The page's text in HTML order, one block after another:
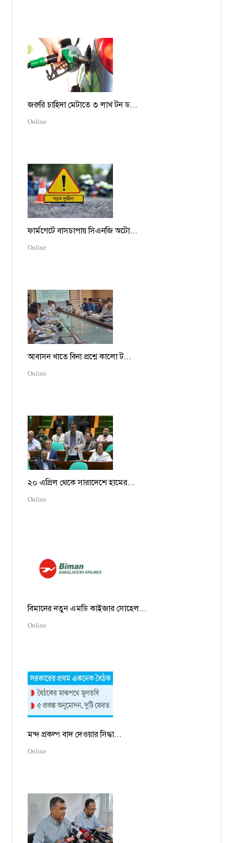
জরুরি চাহিদা মেটাতে ৩ লাখ টন ড...
Online
ফার্মগেটে বাসচাপায় সিএনজি অটো...
Online
আবাসন খাতে বিনা প্রশ্নে কালো ট...
Online
২০ এপ্রিল থেকে সারাদেশে হামের...
Online
বিমানের নতুন এমডি কাইজার সোহেল...
Online
মন্দ প্রকল্প বাদ দেওয়ার সিদ্ধা...
Online